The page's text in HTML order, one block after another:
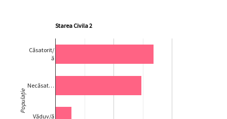
Starea Civila 2
Căsatorit/
ă
Necăsat…
Văduv/ă
Populație